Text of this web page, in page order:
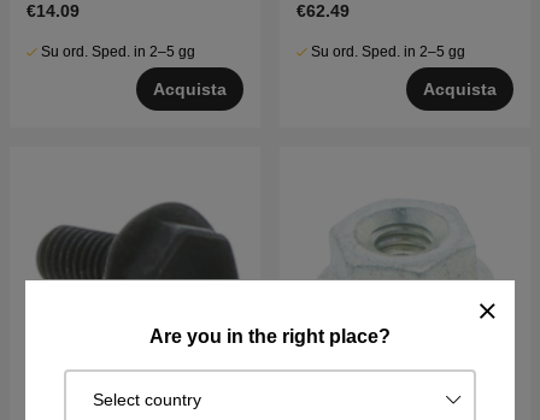
Are you in the right place?
Select country
€14.09
Su ord. Sped. in 2–5 gg
Acquista
€62.49
Su ord. Sped. in 2–5 gg
Acquista